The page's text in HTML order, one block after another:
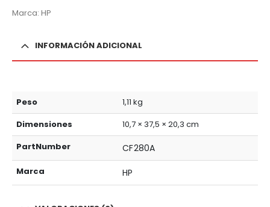
Marca: HP
INFORMACIÓN ADICIONAL
Peso
1,11 kg
Dimensiones
10,7 × 37,5 × 20,3 cm
PartNumber
CF280A
Marca HP